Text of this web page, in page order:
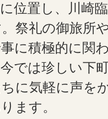
位置し、川崎
祭礼の御旅所
に積極的に関
では珍しい下
に気軽に声を
ます。